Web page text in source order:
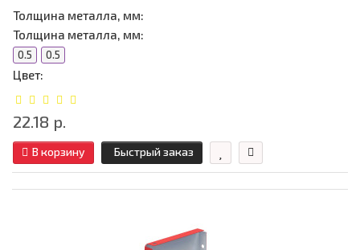
Толщина металла, мм:
Толщина металла, мм:
0.5 0.5
Цвет:
22.18 р.
В корзину Быстрый заказ